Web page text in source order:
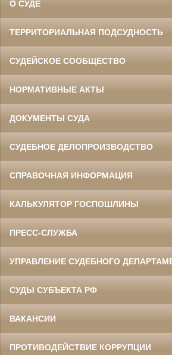
О СУДЕ
ТЕРРИТОРИАЛЬНАЯ ПОДСУДНОСТЬ
СУДЕЙСКОЕ СООБЩЕСТВО
НОРМАТИВНЫЕ АКТЫ
ДОКУМЕНТЫ СУДА
СУДЕБНОЕ ДЕЛОПРОИЗВОДСТВО
СПРАВОЧНАЯ ИНФОРМАЦИЯ
КАЛЬКУЛЯТОР ГОСПОШЛИНЫ
ПРЕСС-СЛУЖБА
УПРАВЛЕНИЕ СУДЕБНОГО
СУДЫ СУБЪЕКТА РФ
ВАКАНСИИ
ПРОТИВОДЕЙСТВИЕ КОРРУПЦИИ